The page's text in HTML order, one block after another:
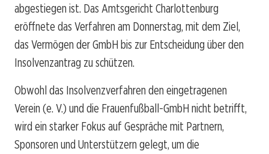
abgestiegen ist. Das Amtsgericht Charlottenburg
eröffnete das Verfahren am Donnerstag, mit dem Ziel,
das Vermögen der GmbH bis zur Entscheidung über den
Insolvenzantrag zu schützen.
Obwohl das Insolvenzverfahren den eingetragenen
Verein (e. V.) und die Frauenfußball-GmbH nicht betrifft,
wird ein starker Fokus auf Gespräche mit Partnern,
Sponsoren und Unterstützern gelegt, um die